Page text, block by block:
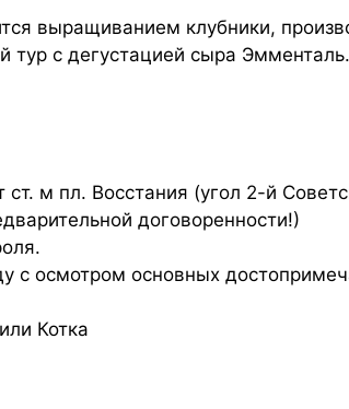
выращиванием клубники,
тур с дегустацией сыра Эмменталь.
м пл. Восстания (угол 2-й
договоренности!)
с осмотром основных
Котка